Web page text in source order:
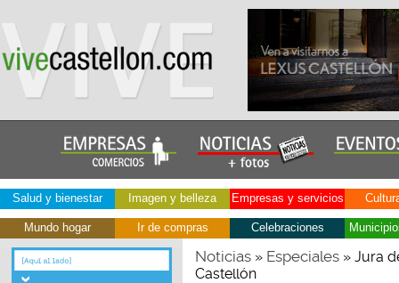
Salud y bienestar Imagen y belleza Empresas y servicios
Mundo hogar Ir de compras Celebraciones
Noticias» Especiales» Jura
Castellón